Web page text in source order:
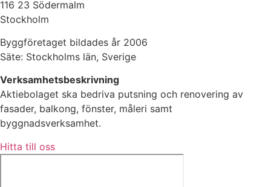
116 23 Södermalm
Stockholm
Byggföretaget bildades år 2006
Säte: Stockholms län, Sverige
Verksamhetsbeskrivning
Aktiebolaget ska bedriva putsning och renovering av
fasader, balkong, fönster, måleri samt
byggnadsverksamhet.
Hitta till oss